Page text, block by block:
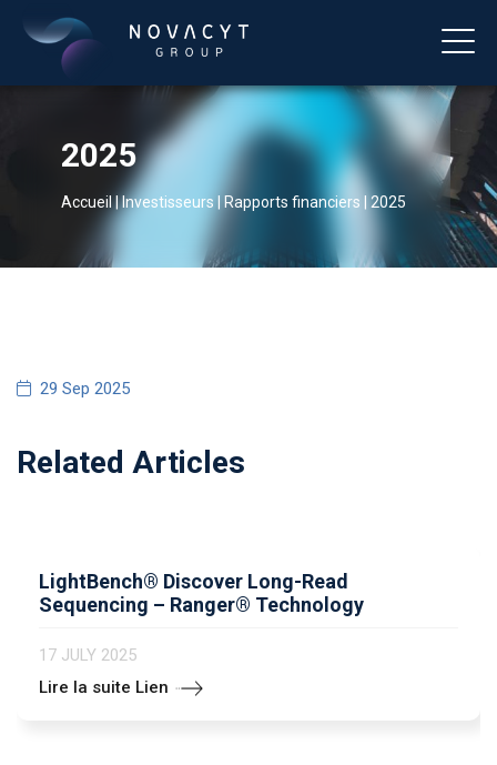
2025
Accueil|Investisseurs Rapports financiers 2025
29 Sep 2025
Related Articles
LightBench® Discover Long-Read
Sequencing – Ranger® Technology
17 JULY 2025
Lire la suite Lien